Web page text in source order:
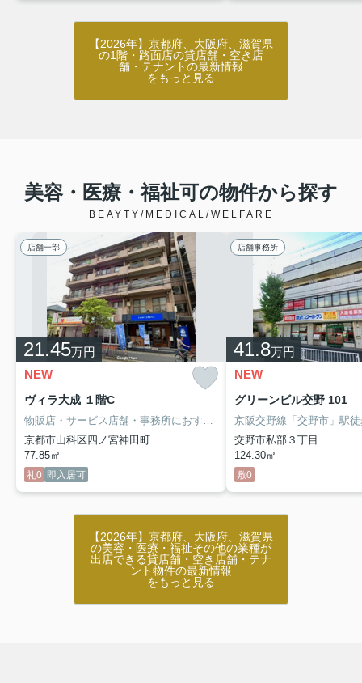
【2026年】京都府、大阪府、滋賀県
の1階・路面店の貸店舗・空き店
舗・テナントの最新情報
をもっと見る
美容・医療・福祉可の物件から探す
BEAYTY/MEDICAL/WELFARE
店舗一部
21.45万円
NEW
ヴィラ大成 １階C
物販店・サービス店舗・事務所におすすめ！
JR・地下鉄「山科」駅徒
京都市山科区四ノ宮神田町
77.85㎡
礼0 即入居可
店舗事務所
41.8万円
NEW
グリーンビル交野 101
交野市私部３丁目
124.30㎡
敷0
【2026年】京都府、大阪府、滋賀県
の美容・医療・福祉その他の業種が
出店できる貸店舗・空き店舗・テナ
ント物件の最新情報
をもっと見る